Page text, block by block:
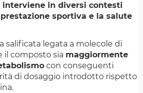
interviene in diversi contesti
sportiva e la salute
salificata legata a molecole di
il composto sia maggiormente
con conseguenti
di dosaggio introdotto rispetto